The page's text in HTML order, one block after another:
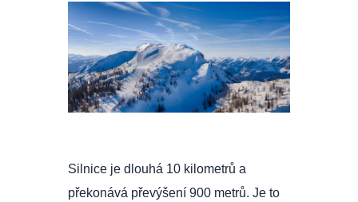
Silnice je dlouhá 10 kilometrů a
překonává převýšení 900 metrů. Je to